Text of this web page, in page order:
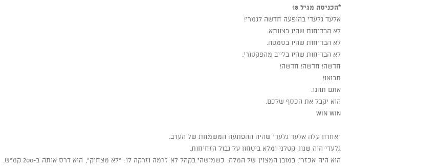
*הכניסה מגיל 18
אלעד גלעדי בהופעה חדשה לגמרי!
לא הבדיחות שהיו בצוותא.
לא הבדיחות שהיו בסמטה.
לא הבדיחות שהיו בלייב מהפקטורי.
חדשה! חדשה! חדשה!
תבואו!
אתם תהנו.
הוא יקבל את הכסף שלכם.
Win Win
"אחרון עלה אלעד גלעדי שהיה ההפתעה המשמחת של הערב.
גלעדי היה שנון, קטלני ומלא ביטחון על גבול הזחיחות.
הוא היה אכזרי, במובן המצוין של המלה. כשמישהי בקהל לא זרמה וזרקה לו: "לא מצחיק", הוא דרס אותה ב-200 קמ"ש.